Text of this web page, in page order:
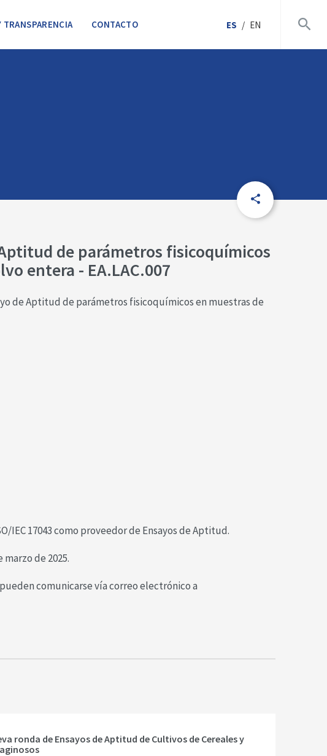
CONTACTO ES / EN
de parámetros fisicoquímicos
entera - EA.LAC.007
de Aptitud de parámetros fisicoquímicos en muestras de
IEC 17043 como proveedor de Ensayos de Aptitud.
de 2025.
comunicarse vía correo electrónico a
ronda de Ensayos de Aptitud de Cultivos de Cereales y